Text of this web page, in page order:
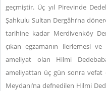
geçmiştir. Üç yıl Pirevinde
Şahkulu Sultan Dergâhı’na
tarihine kadar Merdivenköy
çıkan egzamanın ilerlemesi ve
ameliyat olan Hilmi
ameliyattan üç gün sonra vefat
Meydanı’na defnedilen Hilmi